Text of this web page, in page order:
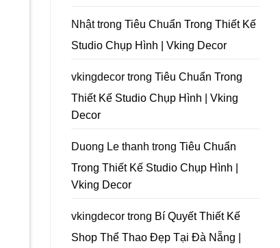
Tại
Đà
Nẵng
|
Nhậttrong Tiêu Chuẩn Trong Thiết Kế
Studio Chụp Hình | Vking Decor
vkingdecor trong Tiêu Chuẩn Trong
Thiết Kế Studio Chụp Hình | Vking
Decor
Duong Le thanh trong Tiêu Chuẩn
Trong Thiết Kế Studio Chụp Hình |
Vking Decor
vkingdecor trong Bí Quyết Thiết Kế
Shop Thể Thao Đẹp Tại Đà Nẵng |